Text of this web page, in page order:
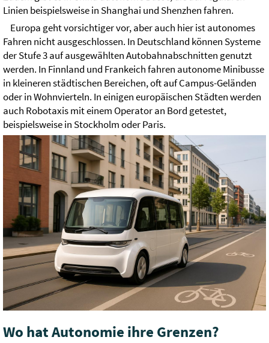
Linien beispielsweise in Shanghai und Shenzhen fahren.
Europa geht vorsichtiger vor, aber auch hier ist autonomes
Fahren nicht ausgeschlossen. In Deutschland können Systeme
der Stufe 3 auf ausgewählten Autobahnabschnitten genutzt
werden. In Finnland und Frankeich fahren autonome Minibusse
in kleineren städtischen Bereichen, oft auf Campus-Geländen
oder in Wohnvierteln. In einigen europäischen Städten werden
auch Robotaxis mit einem Operator an Bord getestet,
beispielsweise in Stockholm oder Paris.
Wo hat Autonomie ihre Grenzen?